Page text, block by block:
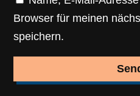
Browser für meinen
speichern.